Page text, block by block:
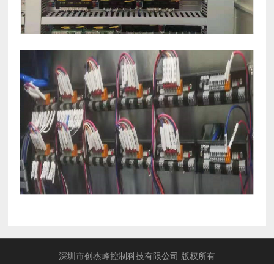
深圳市创杰峰控制科技有限公司 版权所有